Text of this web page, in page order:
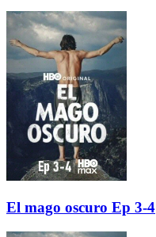
El mago oscuro Ep 3-4